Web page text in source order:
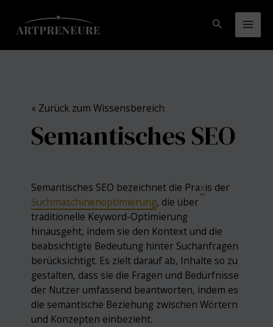
Inhalt
springen
Suchen
« Zurück zum Wissensbereich
Semantisches SEO
Semantisches SEO bezeichnet die Praxis der
Suchmaschinenoptimierung, die über
traditionelle Keyword-Optimierung
hinausgeht, indem sie den Kontext und die
beabsichtigte Bedeutung hinter Suchanfragen
berücksichtigt. Es zielt darauf ab, Inhalte so zu
gestalten, dass sie die Fragen und Bedürfnisse
der Nutzer umfassend beantworten, indem es
die semantische Beziehung zwischen Wörtern
und Konzepten einbezieht.